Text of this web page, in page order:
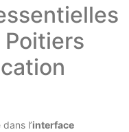
l’interface